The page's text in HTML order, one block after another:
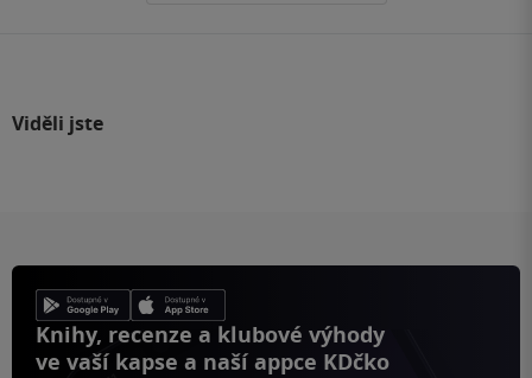
Viděli jste
Knihy, recenze a klubové výhody
ve vaší kapse a naší appce KDčko